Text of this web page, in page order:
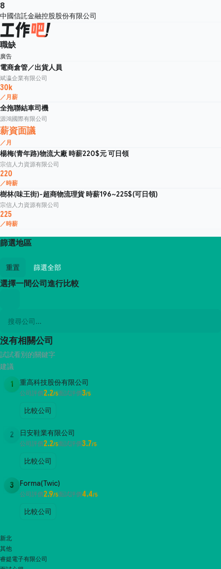
8
中國信託金融控股股份有限公司
職缺
廣告
電商倉管／出貨人員
斌瀛企業有限公司
30k
／月薪
全拖聯結車司機
源鴻國際有限公司
薪資面議
／月
楊梅(青年路)物流大廠 時薪220$元 可日領
宗信人力資源有限公司
220
／時薪
樹林(味王街)-超商物流理貨 時薪196~225$(可日領)
宗信人力資源有限公司
225
／時薪
篩選地區
重置 篩選全部
選擇一間公司進行比較
沒有相關公司
試試看別的關鍵字
建議
1 重高科技股份有限公司
公司評價2.2/5面試評價3/5
比較公司
2 日安鞋業有限公司
公司評價2.2/5面試評價3.7/5
比較公司
3 Forma(Twic)
公司評價2.9/5面試評價4.4/5
比較公司
新北
其他
睿媞電子有限公司